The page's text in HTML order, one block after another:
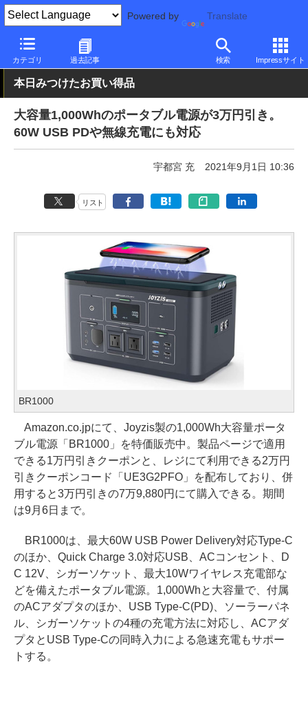
Powered by Translate
カテゴリ 過去記事 検索 Impressサイト
PC Watch 半導体/周辺機器 モバイルバッテリ
本日みつけたお買い得品
大容量1,000Whのポータブル電源が3万円引き。
60W USB PDや無線充電にも対応
宇都宮 充 2021年9月1日 10:36
リスト
BR1000
Amazon.co.jpにて、Joyzis製の1,000Wh大容量ポータ
ブル電源「BR1000」を特価販売中。製品ページで適用
できる1万円引きクーポンと、レジにて利用できる2万円
引きクーポンコード「UE3G2PFO」を配布しており、併
用すると3万円引きの7万9,880円にて購入できる。期間
は9月6日まで。
BR1000は、最大60W USB Power Delivery対応Type-C
のほか、Quick Charge 3.0対応USB、ACコンセント、D
C 12V、シガーソケット、最大10Wワイヤレス充電部な
どを備えたポータブル電源。1,000Whと大容量で、付属
のACアダプタのほか、USB Type-C(PD)、ソーラーパネ
ル、シガーソケットの4種の充電方法に対応し、ACアダ
プタとUSB Type-Cの同時入力による急速充電もサポー
トする。